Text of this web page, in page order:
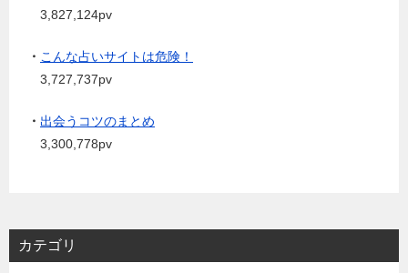
3,827,124pv
・ こんな占いサイトは危険！
3,727,737pv
・ 出会うコツのまとめ
3,300,778pv
カテゴリ